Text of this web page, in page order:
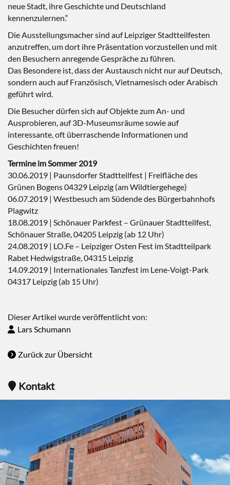
neue Stadt, ihre Geschichte und Deutschland
kennenzulernen.“
Die Ausstellungsmacher sind auf Leipziger Stadtteilfesten
anzutreffen, um dort ihre Präsentation vorzustellen und mit
den Besuchern anregende Gespräche zu führen.
Das Besondere ist, dass der Austausch nicht nur auf Deutsch,
sondern auch auf Französisch, Vietnamesisch oder Arabisch
geführt wird.
Die Besucher dürfen sich auf Objekte zum An- und
Ausprobieren, auf 3D-Museumsräume sowie auf
interessante, oft überraschende Informationen und
Geschichten freuen!
Termine im Sommer 2019
30.06.2019 | Paunsdorfer Stadtteilfest | Freifläche des
Grünen Bogens 04329 Leipzig (am Wildtiergehege)
06.07.2019 | Westbesuch am Südende des Bürgerbahnhofs
Plagwitz
18.08.2019 | Schönauer Parkfest – Grünauer Stadtteilfest,
Schönauer Straße, 04205 Leipzig (ab 12 Uhr)
24.08.2019 | LO.Fe – Leipziger Osten Fest im Stadtteilpark
Rabet Hedwigstraße, 04315 Leipzig
14.09.2019 | Internationales Tanzfest im Lene-Voigt-Park
04317 Leipzig (ab 15 Uhr)
Dieser Artikel wurde veröffentlicht von:
Lars Schumann
Zurück zur Übersicht
Kontakt